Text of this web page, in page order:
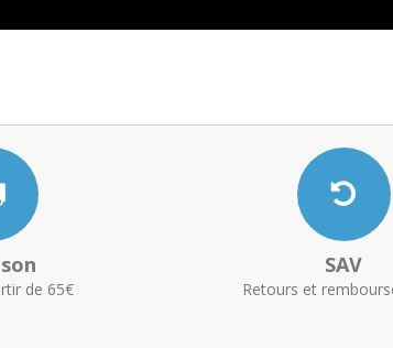
de 65€
SAV
Retours et